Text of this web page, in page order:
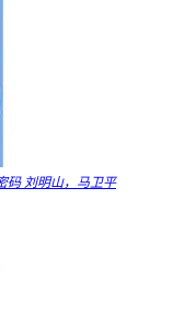
码 刘明山，马卫平